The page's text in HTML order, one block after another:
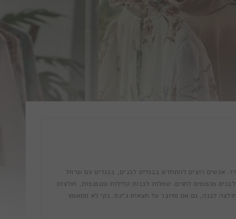
אנשים רוצים להתחדש בבגדים לבנים, בבגדים עם שרוול
מהממים לחגים. שמלות לבנות קלילות ומנפנפות, חולצות
לבנה, גם אם מדובר על חצאית ג'ינס. נקי לא מתאמץ